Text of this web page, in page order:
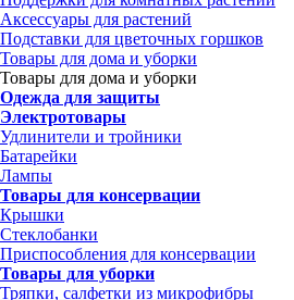
Аксессуары для растений
Подставки для цветочных горшков
Товары для дома и уборки
Товары для дома и уборки
Одежда для защиты
Электротовары
Удлинители и тройники
Батарейки
Лампы
Товары для консервации
Крышки
Стеклобанки
Приспособления для консервации
Товары для уборки
Тряпки, салфетки из микрофибры